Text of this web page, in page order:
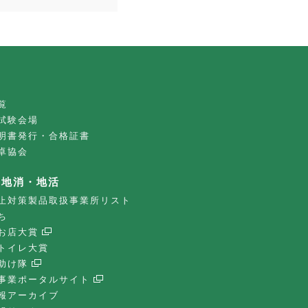
験会場
書発行・合格証書
協会
消・地活
対策製品取扱事業所リスト
店大賞
イレ大賞
け隊
業ポータルサイト
アーカイブ